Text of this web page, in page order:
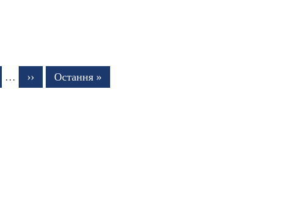
…
Наступна
››
Остання
Остання »